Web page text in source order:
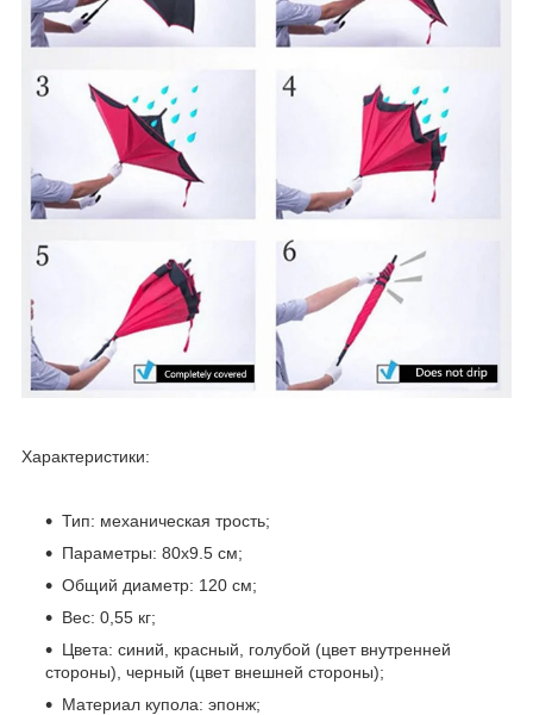
Характеристики:
Тип: механическая трость;
Параметры: 80х9.5 см;
Общий диаметр: 120 см;
Вес: 0,55 кг;
Цвета: синий, красный, голубой (цвет внутренней
стороны), черный (цвет внешней стороны);
Материал купола: эпонж;